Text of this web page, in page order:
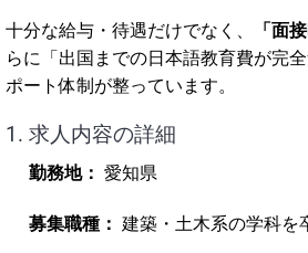
十分な給与・待遇だけでなく、 「面
らに「出国までの日本語教育費が完
ポート体制が整っています。
1. 求人内容の詳細
勤務地： 愛知県
募集職種： 建築・土木系の学科を